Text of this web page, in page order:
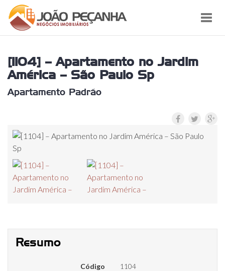
[1104] – Apartamento no Jardim
América – São Paulo Sp
Apartamento Padrão
Resumo
Código
1104